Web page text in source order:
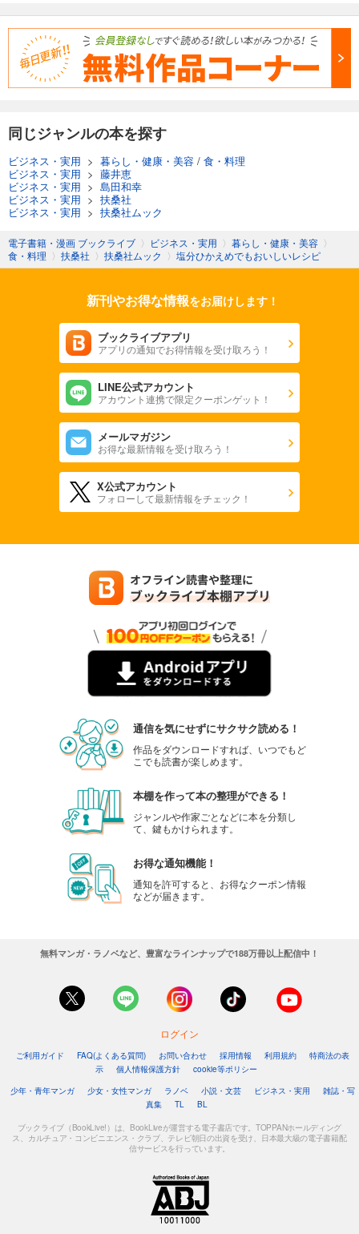
同じジャンルの本を探す
ビジネス・実用 > 暮らし・健康・美容 / 食・料理
ビジネス・実用 > 藤井恵
ビジネス・実用 > 島田和幸
ビジネス・実用 > 扶桑社
ビジネス・実用 > 扶桑社ムック
電子書籍・漫画 ブックライブ 〉 ビジネス・実用 〉 暮らし・健康・美容 〉
食・料理 〉 扶桑社 〉 扶桑社ムック 〉 塩分ひかえめでもおいしいレシピ
新刊やお得な情報をお届けします！
ブックライブアプリ
アプリの通知でお得情報を受け取ろう！
LINE公式アカウント
アカウント連携で限定クーポンゲット！
メールマガジン
お得な最新情報を受け取ろう！
X公式アカウント
フォローして最新情報をチェック！
通信を気にせずにサクサク読める！
作品をダウンロードすれば、いつでもど
こでも読書が楽しめます。
本棚を作って本の整理ができる！
ジャンルや作家ごとなどに本を分類し
て、鍵もかけられます。
お得な通知機能！
通知を許可すると、お得なクーポン情報
などが届きます。
無料マンガ・ラノベなど、豊富なラインナップで188万冊以上配信中！
ログイン
ご利用ガイド FAQ(よくある質問) お問い合わせ 採用情報 利用規約
特商法の表
示
個人情報保護方針
cookie等ポリシー
少年・青年マンガ
少女・女性マンガ ラノベ 小説・文芸 ビジネス・実用
雑誌・写
真集
TL BL
ブックライブ（BookLive!）は、BookLiveが運営する電子書店です。TOPPANホールディング
ス、カルチュア・コンビニエンス・クラブ、テレビ朝日の出資を受け、日本最大級の電子書籍配
信サービスを行っています。